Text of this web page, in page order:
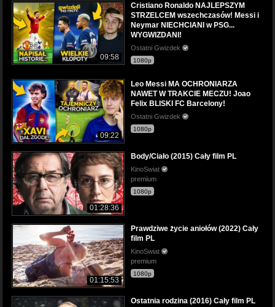
09:58
Cristiano Ronaldo NAJLEPSZYM
STRZELCEM wszechczasów! Messi i
Neymar NIECHCIANI w PSG...
WYGWIZDANI!
Ostatni Gwizdek
1080p
09:22
Leo Messi MA OCHRONIARZA
NAWET W TRAKCIE MECZU! Joao
Felix BLISKI FC Barcelony!
Ostatni Gwizdek
1080p
01:28:36
Body/Ciało (2015) Cały film PL
KinoSwiat
premium
1080p
01:15:53
Prawdziwe życie aniołów (2022) Cały
film PL
KinoSwiat
premium
1080p
Ostatnia rodzina (2016) Cały film PL